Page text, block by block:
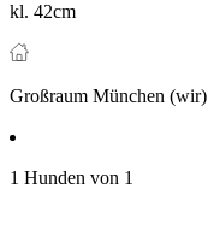
kl. 42cm
Großraum München (wir)
1 Hunden von 1